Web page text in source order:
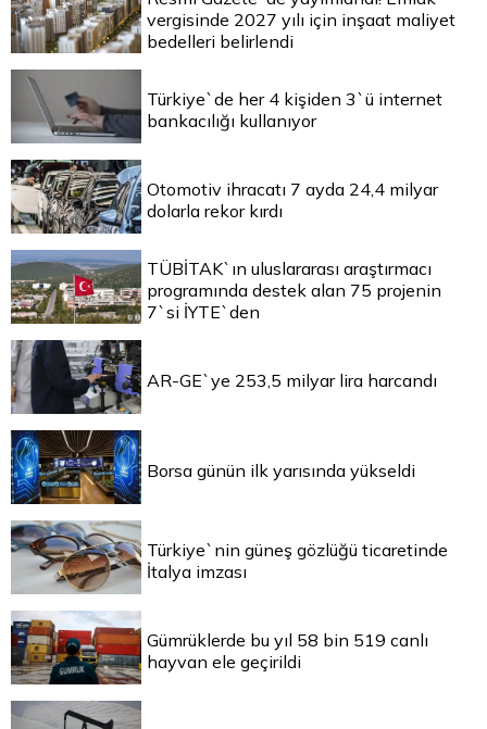
vergisinde 2027 yılı için inşaat maliyet
bedelleri belirlendi
Türkiye`de her 4 kişiden 3`ü internet
bankacılığı kullanıyor
Otomotiv ihracatı 7 ayda 24,4 milyar
dolarla rekor kırdı
TÜBİTAK`ın uluslararası araştırmacı
programında destek alan 75 projenin
7`si İYTE`den
AR-GE`ye 253,5 milyar lira harcandı
Borsa günün ilk yarısında yükseldi
Türkiye`nin güneş gözlüğü ticaretinde
İtalya imzası
Gümrüklerde bu yıl 58 bin 519 canlı
hayvan ele geçirildi